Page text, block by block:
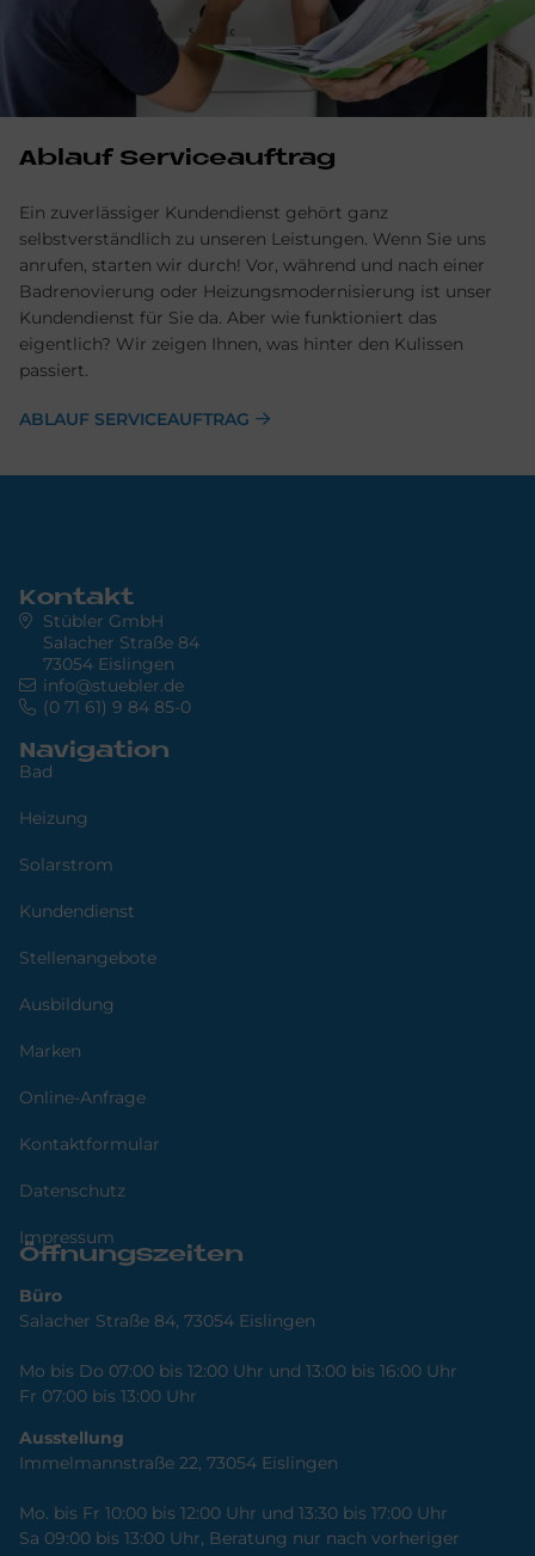
Ablauf Serviceauftrag
Ein zuverlässiger Kundendienst gehört ganz
selbstverständlich zu unseren Leistungen. Wenn Sie uns
anrufen, starten wir durch! Vor, während und nach einer
Badrenovierung oder Heizungsmodernisierung ist unser
Kundendienst für Sie da. Aber wie funktioniert das
eigentlich? Wir zeigen Ihnen, was hinter den Kulissen
passiert.
ABLAUF SERVICEAUFTRAG
Kontakt
Stübler GmbH
Salacher Straße 84
73054 Eislingen
info@stuebler.de
(0 71 61) 9 84 85-0
Navigation
Bad
Heizung
Solarstrom
Kundendienst
Stellenangebote
Ausbildung
Marken
Online-Anfrage
Kontaktformular
Datenschutz
Impressum
Öffnungszeiten
Büro
Salacher Straße 84, 73054 Eislingen
Mo bis Do 07:00 bis 12:00 Uhr und 13:00 bis 16:00 Uhr
Fr 07:00 bis 13:00 Uhr
Ausstellung
Immelmannstraße 22, 73054 Eislingen
Mo. bis Fr 10:00 bis 12:00 Uhr und 13:30 bis 17:00 Uhr
Sa 09:00 bis 13:00 Uhr, Beratung nur nach vorheriger